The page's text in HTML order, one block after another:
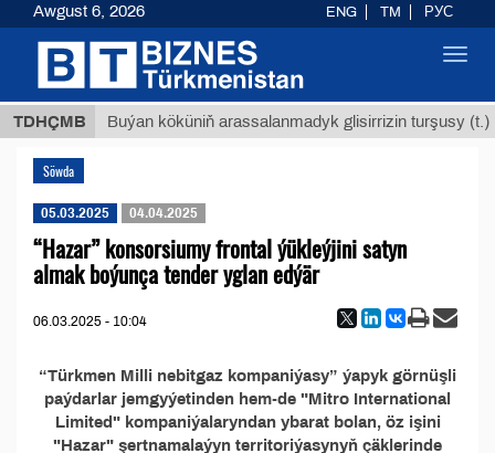
TDHÇMB
ТМТ Buýan köküniň arassalanmadyk glisirrizin turşusy (t.)
Söwda
05.03.2025 04.04.2025
“Hazar” konsorsiumy frontal ýükleýjini satyn
almak boýunça tender yglan edýär
06.03.2025 - 10:04
“Türkmen Milli nebitgaz kompaniýasy” ýapyk görnüşli
paýdarlar jemgyýetinden hem-de "Mitro International
Limited" kompaniýalaryndan ybarat bolan, öz işini
"Hazar" şertnamalaýyn territoriýasynyň çäklerinde
Awgust 6, 2026 ENG TM РУС